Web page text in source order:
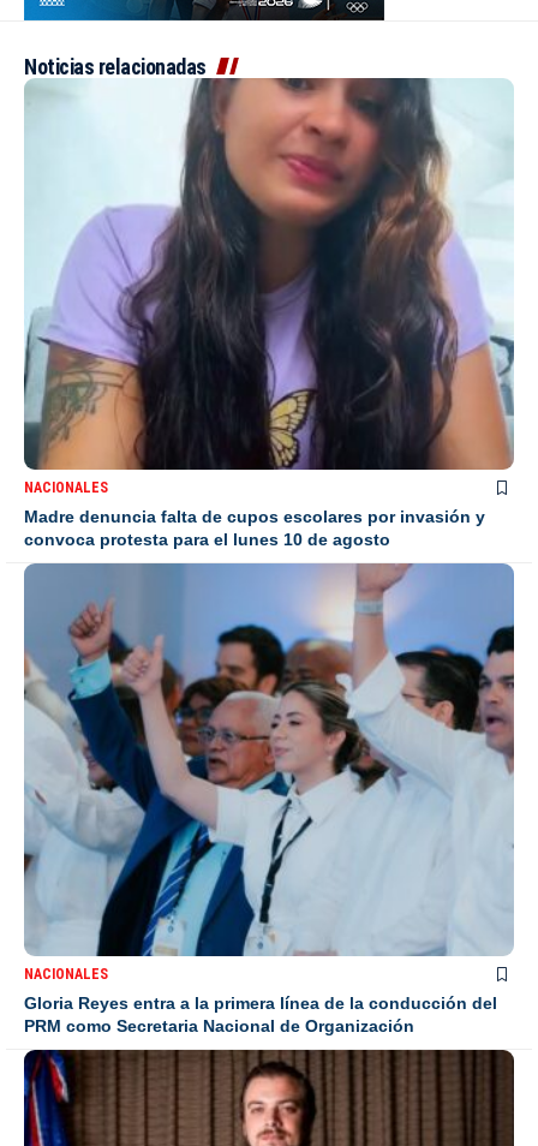
Noticias relacionadas
NACIONALES
Madre denuncia falta de cupos escolares por invasión y
convoca protesta para el lunes 10 de agosto
NACIONALES
Gloria Reyes entra a la primera línea de la conducción del
PRM como Secretaria Nacional de Organización